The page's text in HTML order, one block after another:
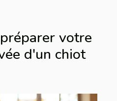
votre
d'un chiot